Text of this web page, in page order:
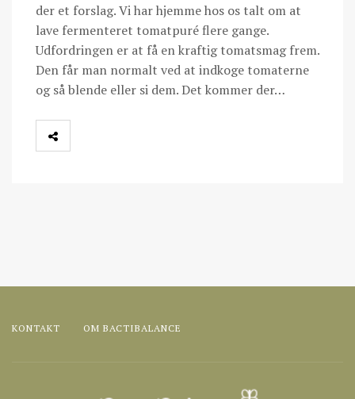
der et forslag. Vi har hjemme hos os talt om at
lave fermenteret tomatpuré flere gange.
Udfordringen er at få en kraftig tomatsmag frem.
Den får man normalt ved at indkoge tomaterne
og så blende eller si dem. Det kommer der…
KONTAKT OM BACTIBALANCE